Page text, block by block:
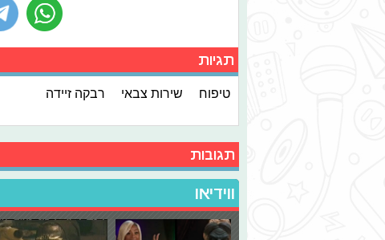
תגיות
טיפוח שירות צבאי רבקה זיידה
תגובות
ווידיאו